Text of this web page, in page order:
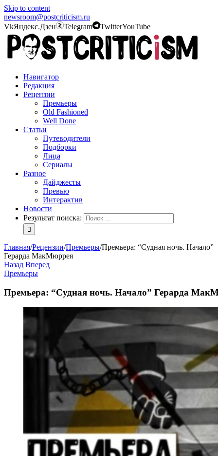
Skip to content
newsroom@postcriticism.ru
VkЯндекс.Дзен Telegram TwitterYouTube
Навигатор
Редакция
Рецензии
Премьеры
Old Fashioned
Well Done
Статьи
Путеводители
Подборки
Лица
Сериалы
Разное
Дайджесты
Превью
Интерактив
Новости
Результат поиска:
Главная/Рецензии/Премьеры/Премьера: “Судная ночь. Начало”
Герарда МакМюррея
Назад Вперед
Премьеры
Премьера: “Судная ночь. Начало” Герарда